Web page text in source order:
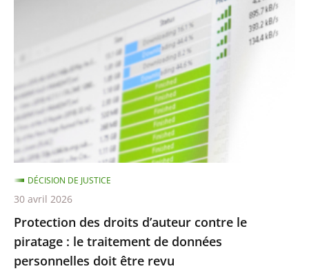
le
piratage
:
le
traitement
de
données
personnelles
doit
être
Protection des droits d’auteur contre le
piratage : le traitement de données
personnelles doit être revu
DÉCISION DE JUSTICE
30 avril 2026